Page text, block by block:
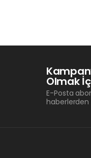
Olmak
E-Posta
haberlerden